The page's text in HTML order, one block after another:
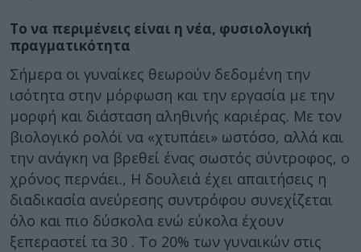
Το να περιμένεις είναι η νέα, φυσιολογική
πραγματικότητα
Σήμερα οι γυναίκες θεωρούν δεδομένη την
ισότητα στην μόρφωση και την εργασία με την
μορφή και διάσταση αληθινής καριέρας. Με τον
βιολογικό ρολόϊ να «χτυπάει» ωστόσο, αλλά και
την ανάγκη να βρεθεί ένας σωστός σύντροφος, ο
χρόνος περνάει., Η δουλειά έχει απαιτήσεις η
διαδικασία ανεύρεσης συντρόφου συνεχίζεται
όλο και πιο δύσκολα ενώ εύκολα έχουν
ξεπεραστεί τα 30 . Το 20% των γυναικών στις